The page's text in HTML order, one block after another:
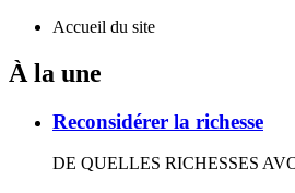
Accueil du site
À la une
Reconsidérer la richesse
DE QUELLES RICHESSES